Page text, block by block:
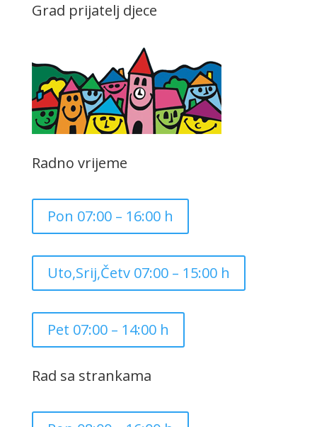
Grad prijatelj djece
Radno vrijeme
Pon 07:00 – 16:00 h
Uto,Srij,Četv 07:00 – 15:00 h
Pet 07:00 – 14:00 h
Rad sa strankama